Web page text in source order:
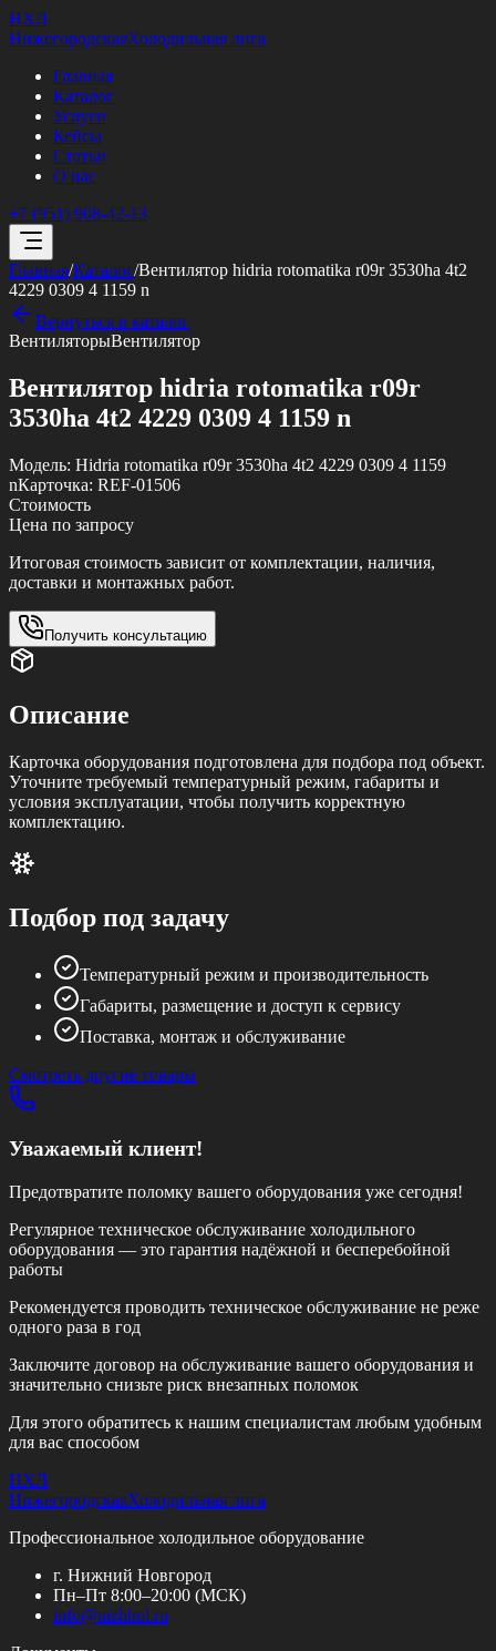
НХЛ
НижегородскаяХолодильная лига
Главная
Каталог
Услуги
Кейсы
Статьи
О нас
+7 (951) 908-42-13
Главная/Каталог/Вентилятор hidria rotomatika r09r 3530ha 4t2
4229 0309 4 1159 n
Вернуться в каталог
ВентиляторыВентилятор
Вентилятор hidria rotomatika r09r
3530ha 4t2 4229 0309 4 1159 n
Модель: Hidria rotomatika r09r 3530ha 4t2 4229 0309 4 1159
nКарточка: REF-01506
Стоимость
Цена по запросу
Итоговая стоимость зависит от комплектации, наличия,
доставки и монтажных работ.
Получить консультацию
Описание
Карточка оборудования подготовлена для подбора под объект.
Уточните требуемый температурный режим, габариты и
условия эксплуатации, чтобы получить корректную
комплектацию.
Подбор под задачу
Температурный режим и производительность
Габариты, размещение и доступ к сервису
Поставка, монтаж и обслуживание
Смотреть другие товары
Уважаемый клиент!
Предотвратите поломку вашего оборудования уже сегодня!
Регулярное техническое обслуживание холодильного
оборудования — это гарантия надёжной и бесперебойной
работы
Рекомендуется проводить техническое обслуживание не реже
одного раза в год
Заключите договор на обслуживание вашего оборудования и
значительно снизьте риск внезапных поломок
Для этого обратитесь к нашим специалистам любым удобным
для вас способом
НХЛ
НижегородскаяХолодильная лига
Профессиональное холодильное оборудование
г. Нижний Новгород
Пн–Пт 8:00–20:00 (МСК)
info@nizhhol.ru